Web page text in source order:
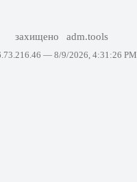
захищено adm.tools
— 8/9/2026, 4:31:26 PM